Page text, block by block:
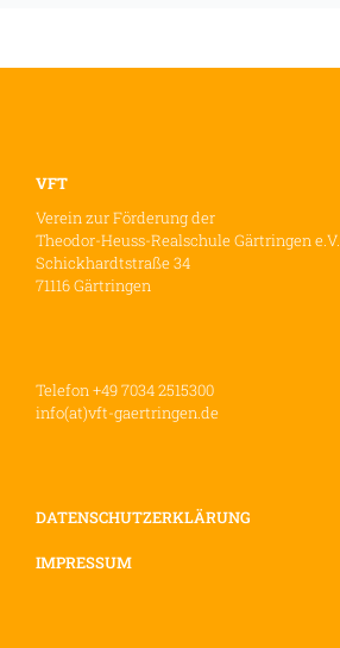
VFT
Verein zur Förderung der
Theodor-Heuss-Realschule Gärtringen e.V.
Schickhardtstraße 34
71116 Gärtringen
Telefon +49 7034 2515300
info(at)vft-gaertringen.de
DATENSCHUTZERKLÄRUNG
IMPRESSUM